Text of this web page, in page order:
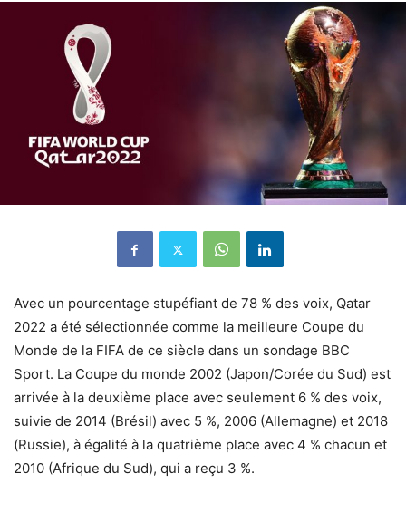
Avec un pourcentage stupéfiant de 78 % des voix, Qatar
2022 a été sélectionnée comme la meilleure Coupe du
Monde de la FIFA de ce siècle dans un sondage BBC
Sport. La Coupe du monde 2002 (Japon/Corée du Sud) est
arrivée à la deuxième place avec seulement 6 % des voix,
suivie de 2014 (Brésil) avec 5 %, 2006 (Allemagne) et 2018
(Russie), à ​​égalité à la quatrième place avec 4 % chacun et
2010 (Afrique du Sud), qui a reçu 3 %.